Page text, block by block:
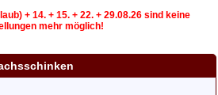
+ 14. + 15. + 22. + 29.08.26 sind keine
mehr möglich!